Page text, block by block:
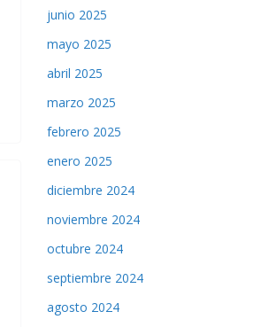
junio 2025
mayo 2025
abril 2025
marzo 2025
febrero 2025
enero 2025
diciembre 2024
noviembre 2024
octubre 2024
septiembre 2024
agosto 2024